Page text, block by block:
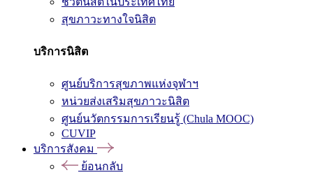
สุขภาวะทางใจนิสิต
บริการนิสิต
ศูนย์บริการสุขภาพแห่งจุฬาฯ
หน่วยส่งเสริมสุขภาวะนิสิต
ศูนย์นวัตกรรมการเรียนรู้ (Chula MOOC)
CUVIP
บริการสังคม
ย้อนกลับ